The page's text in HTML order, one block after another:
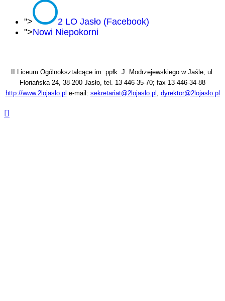
">
2 LO Jasło (Facebook)
">Nowi Niepokorni
II Liceum Ogólnokształcące im. ppłk. J. Modrzejewskiego w Jaśle, ul.
Floriańska 24, 38-200 Jasło, tel. 13-446-35-70; fax 13-446-34-88
http://www.2lojaslo.pl e-mail: sekretariat@2lojaslo.pl , dyrektor@2lojaslo.pl